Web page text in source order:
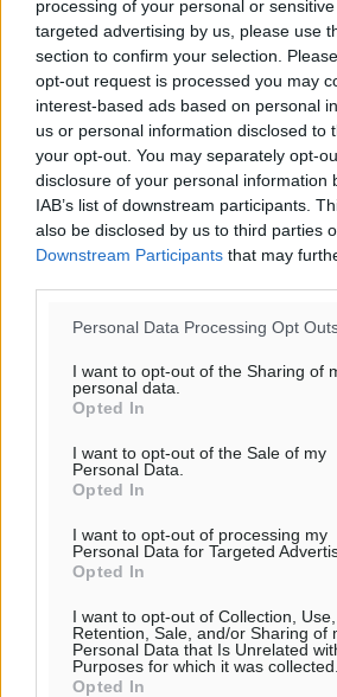
processing of your personal or
targeted advertising by us, please use
section to confirm your selection.
opt-out request is processed you may
interest-based ads based on personal
us or personal information disclosed to
your opt-out. You may separately opt-
disclosure of your personal information
IAB’s list of downstream participants.
also be disclosed by us to third parties
Downstream Participants that may
Personal Data Processing Opt
I want to opt-out of the Sharing of
personal data.
Opted In
I want to opt-out of the Sale of my
Personal Data.
Opted In
I want to opt-out of processing my
Personal Data for Targeted
Opted In
I want to opt-out of Collection, Use,
Retention, Sale, and/or Sharing of
Personal Data that Is Unrelated
Purposes for which it was collected.
Opted In